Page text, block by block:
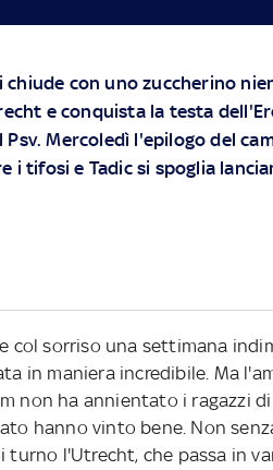
chiude con uno zuccherino
e conquista la testa
Psv. Mercoledì l'epilogo del
i tifosi e Tadic si spoglia
col sorriso una settimana
in maniera incredibile. Ma
non ha annientato i ragazzi
hanno vinto bene. Non
turno l'Utrecht, che passa in